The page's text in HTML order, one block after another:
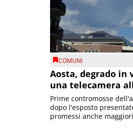
COMUNI
Aosta, degrado in
una telecamera
Prime contromosse
dopo l'esposto
promessi anche